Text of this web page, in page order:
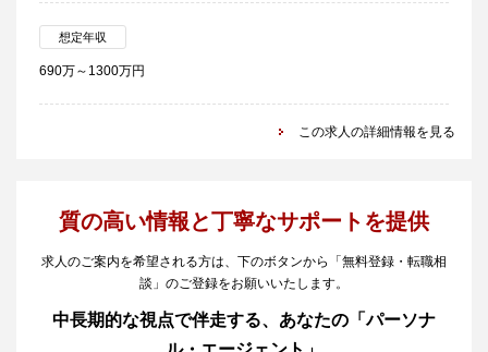
想定年収
690万～1300万円
この求人の詳細情報を見る
質の高い情報と丁寧なサポートを提供
求人のご案内を希望される方は、下のボタンから「無料登録・転職相
談」のご登録をお願いいたします。
中長期的な視点で伴走する、あなたの「パーソナ